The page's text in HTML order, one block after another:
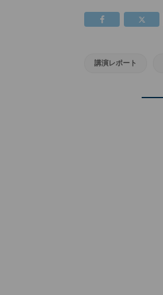
講演レポート